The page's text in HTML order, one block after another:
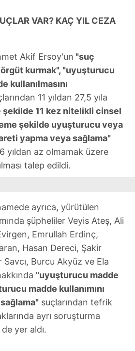
VAR? KAÇ YIL CEZA
Akif Ersoy'un "suç
kurmak", "uyuşturucu
kullanılmasını
11 yıldan 27,5 yıla
11 kez nitelikli cinsel
şekilde uyuşturucu veya
yapma veya sağlama"
yıldan az olmamak üzere
talep edildi.
ayrıca, yürütülen
şüpheliler Veyis Ateş, Ali
Emrullah Erdinç,
Hasan Dereci, Şakir
Burcu Akyüz ve Ela
"uyuşturucu madde
madde kullanımını
suçlarından tefrik
ayrı soruşturma
yer aldı.